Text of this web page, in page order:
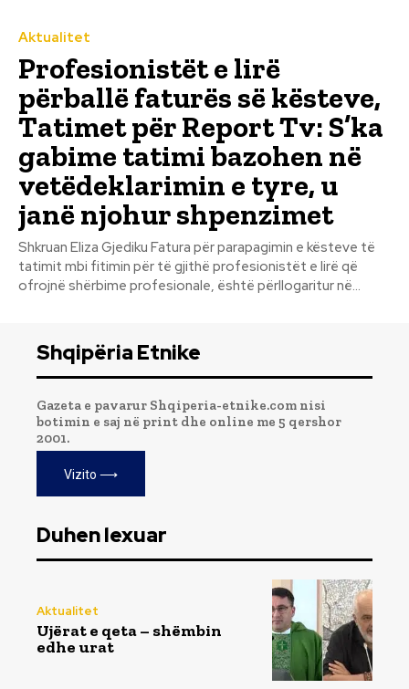
Aktualitet
Profesionistët e lirë
përballë faturës së kësteve,
Tatimet për Report Tv: S’ka
gabime tatimi bazohen në
vetëdeklarimin e tyre, u
janë njohur shpenzimet
Shkruan Eliza Gjediku Fatura për parapagimin e kësteve të
tatimit mbi fitimin për të gjithë profesionistët e lirë që
ofrojnë shërbime profesionale, është përllogaritur në...
Shqipëria Etnike
Gazeta e pavarur Shqiperia-etnike.com nisi
botimin e saj në print dhe online me 5 qershor
2001.
Vizito ⟶
Duhen lexuar
Aktualitet
Ujërat e qeta – shëmbin
edhe urat